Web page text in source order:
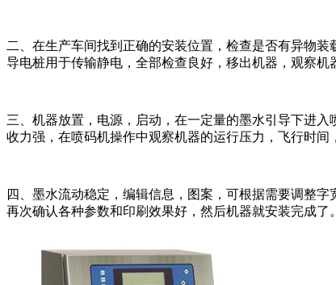
二、在生产车间找到正确的安装位置，检查是否有异物
导电桩用于传输静电，全部检查良好，移出机器，观察
三、机器放置，电源，启动，在一定量的墨水引导下进
收力强，在喷码机操作中观察机器的运行压力，飞行时间
四、墨水流动稳定，编辑信息，图案，可根据需要调整
再次确认各种参数和印刷效果好，然后机器就安装完成了。